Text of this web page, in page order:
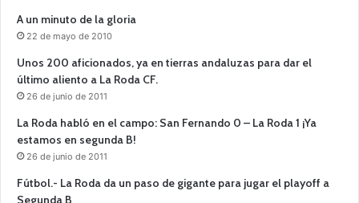
A un minuto de la gloria
22 de mayo de 2010
Unos 200 aficionados, ya en tierras andaluzas para dar el
último aliento a La Roda CF.
26 de junio de 2011
La Roda habló en el campo: San Fernando 0 – La Roda 1 ¡Ya
estamos en segunda B!
26 de junio de 2011
Fútbol.- La Roda da un paso de gigante para jugar el playoff a
Segunda B